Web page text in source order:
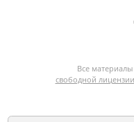
Все
свободной